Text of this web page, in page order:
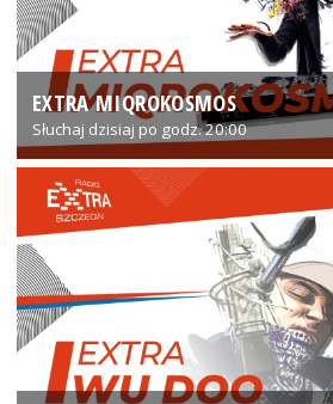
EXTRA MIQROKOSMOS
Słuchaj dzisiaj po godz. 20:00